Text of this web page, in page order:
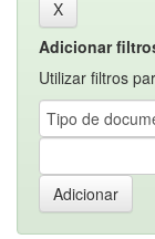
Adicionar
Utilizar filtros